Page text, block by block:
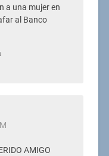
a una mujer en
al Banco
AMIGO